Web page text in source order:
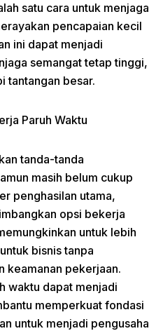
satu cara untuk menjaga
pencapaian kecil
ini dapat menjadi
semangat tetap tinggi,
tantangan besar.
Paruh Waktu
tanda-tanda
masih belum cukup
penghasilan utama,
opsi bekerja
untuk lebih
bisnis tanpa
keamanan pekerjaan.
waktu dapat menjadi
memperkuat fondasi
untuk menjadi pengusaha